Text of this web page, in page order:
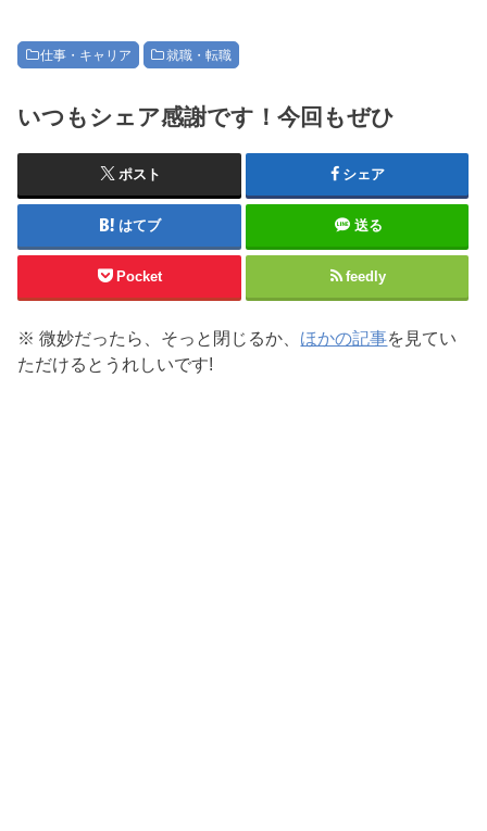
仕事・キャリア 就職・転職
いつもシェア感謝です！今回もぜひ
ポスト シェア
はてブ 送る
Pocket feedly
※ 微妙だったら、そっと閉じるか、 ほかの記事を見てい
ただけるとうれしいです!